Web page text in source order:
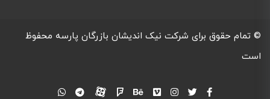
© تمام حقوق برای شرکت نیک اندیشان بازرگان پارسه محفوظ
است